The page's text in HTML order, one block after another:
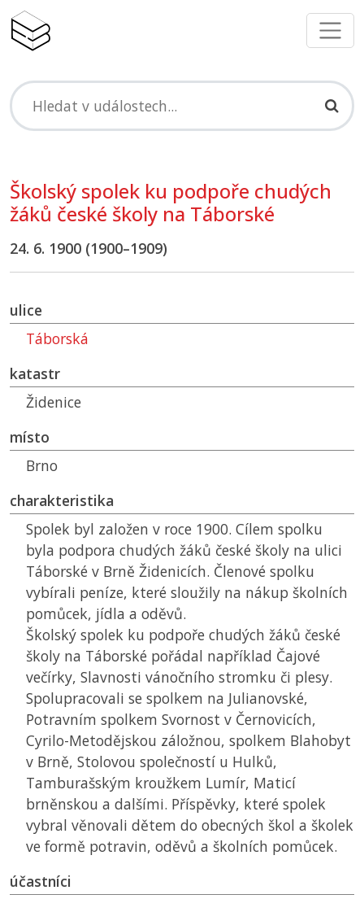
Školský spolek ku podpoře chudých
žáků české školy na Táborské
24. 6. 1900 (1900–1909)
ulice
Táborská
katastr
Židenice
místo
Brno
charakteristika
Spolek byl založen v roce 1900. Cílem spolku
byla podpora chudých žáků české školy na ulici
Táborské v Brně Židenicích. Členové spolku
vybírali peníze, které sloužily na nákup školních
pomůcek, jídla a oděvů.
Školský spolek ku podpoře chudých žáků české
školy na Táborské pořádal například Čajové
večírky, Slavnosti vánočního stromku či plesy.
Spolupracovali se spolkem na Julianovské,
Potravním spolkem Svornost v Černovicích,
Cyrilo-Metodějskou záložnou, spolkem Blahobyt
v Brně, Stolovou společností u Hulků,
Tamburašským kroužkem Lumír, Maticí
brněnskou a dalšími. Příspěvky, které spolek
vybral věnovali dětem do obecných škol a školek
ve formě potravin, oděvů a školních pomůcek.
účastníci